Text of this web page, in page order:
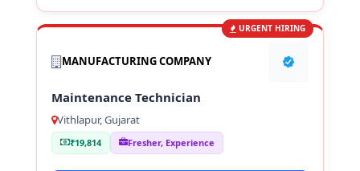
URGENT HIRING
MANUFACTURING COMPANY
Maintenance Technician
Vithlapur, Gujarat
₹19,814 Fresher, Experience